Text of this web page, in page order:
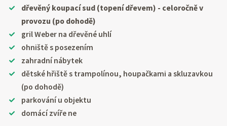
dřevěný koupací sud (topení dřevem) - celoročně v
provozu (po dohodě)
gril Weber na dřevěné uhlí
ohniště s posezením
zahradní nábytek
dětské hřiště s trampolínou, houpačkami a skluzavkou
(po dohodě)
parkování u objektu
domácí zvíře ne